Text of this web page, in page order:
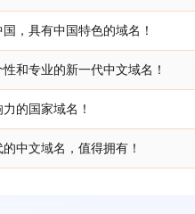
，具有中国特色的域名！
和专业的新一代中文域名！
的国家域名！
的中文域名，值得拥有！